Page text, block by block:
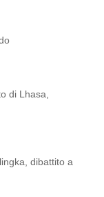
di Lhasa,
dibattito a